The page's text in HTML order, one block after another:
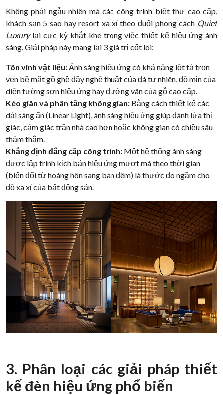
Không phải ngẫu nhiên mà các công trình biệt thự cao cấp,
khách sạn 5 sao hay resort xa xỉ theo đuổi phong cách Quiet
Luxurylại cực kỳ khắt khe trong việc thiết kế hiệu ứng ánh
sáng. Giải pháp này mang lại 3 giá trị cốt lõi:
Tôn vinh vật liệu: Ánh sáng hiệu ứng có khả năng lột tả trọn
vẹn bề mặt gồ ghề đầy nghệ thuật của đá tự nhiên, độ mịn của
diện tường sơn hiệu ứng hay đường vân của gỗ cao cấp.
Kéo giãn và phân tầng không gian: Bằng cách thiết kế các
dải sáng ẩn (Linear Light), ánh sáng hiệu ứng giúp đánh lừa thị
giác, cảm giác trần nhà cao hơn hoặc không gian có chiều sâu
thăm thẳm.
Khẳng định đẳng cấp công trình: Một hệ thống ánh sáng
được lập trình kịch bản hiệu ứng mượt mà theo thời gian
(biến đổi từ hoàng hôn sang ban đêm) là thước đo ngầm cho
độ xa xỉ của bất động sản.
3. Phân loại các giải pháp thiết
kế đèn hiệu ứng phổ biến